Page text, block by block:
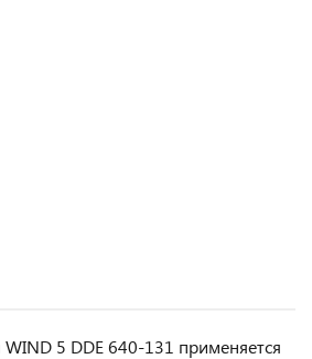
5 DDE 640-131 применяется